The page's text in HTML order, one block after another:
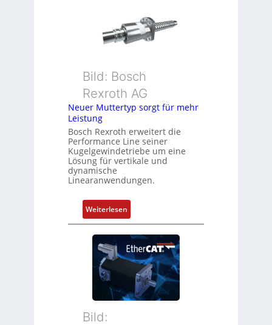
i
o
m
s
u
n
g
n
d
Z
u
s
t
a
s
h
g
e
k
m
b
i
i
r
t
P
o
s
i
Bild: Bosch
Rexroth AG
Neuer Muttertyp sorgt für mehr
Leistung
Bosch Rexroth erweitert die
Performance Line seiner
Kugelgewindetriebe um eine
Lösung für vertikale und
dynamische
Linearanwendungen.
Weiterlesen:
N
e
u
e
u
Bild: